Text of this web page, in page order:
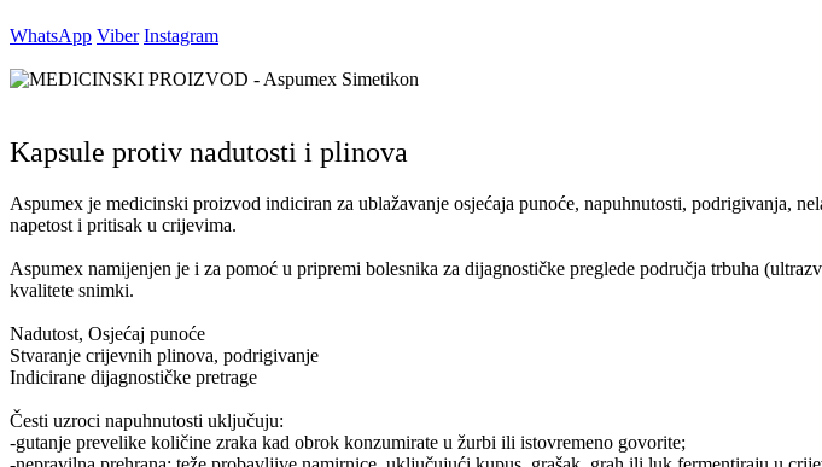
WhatsApp Viber Instagram
Kapsule protiv nadutosti i plinova
Aspumex je medicinski proizvod indiciran za ublažavanje osjećaja punoće, napuhnutosti, podrigivanja,
napetost i pritisak u crijevima.
Aspumex namijenjen je i za pomoć u pripremi bolesnika za dijagnostičke preglede područja trbuha
kvalitete snimki.
Nadutost, Osjećaj punoće
Stvaranje crijevnih plinova, podrigivanje
Indicirane dijagnostičke pretrage
Česti uzroci napuhnutosti uključuju:
-gutanje prevelike količine zraka kad obrok konzumirate u žurbi ili istovremeno govorite;